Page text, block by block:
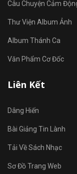
Câu Chuyện Cảm
Thư Viện Album Ảnh
Album Thánh Ca
Văn Phẩm Cơ Đốc
Liên Kết
Dâng Hiến
Bài Giảng Tin Lành
Tải Về Sách Nhạc
Sơ Đồ Trang Web